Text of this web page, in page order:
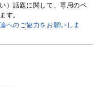
）話題に関して、専用のペ
す。
へのご協力をお願いしま